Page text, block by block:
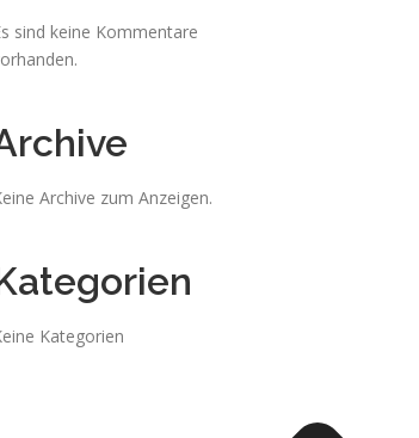
sind keine Kommentare
Archive zum Anzeigen.
Kategorien